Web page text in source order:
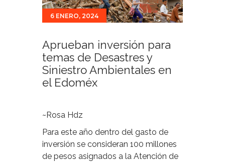
Noticias
Contacto
6 ENERO, 2024
Aprueban inversión para
temas de Desastres y
Siniestro Ambientales en
el Edoméx
~Rosa Hdz
Para este año dentro del gasto de
inversión se consideran 100 millones
de pesos asignados a la Atención de